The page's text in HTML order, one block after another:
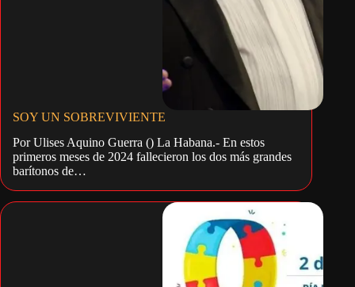
SOY UN SOBREVIVIENTE
Por Ulises Aquino Guerra () La Habana.- En estos
primeros meses de 2024 fallecieron los dos más grandes
barítonos de…